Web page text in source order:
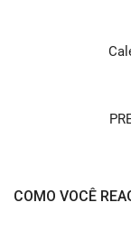
COMO VOCÊ